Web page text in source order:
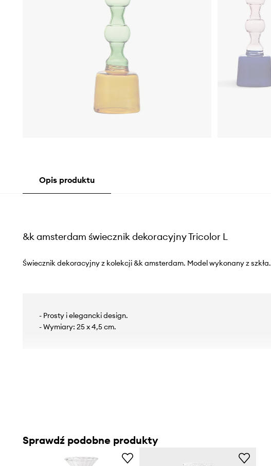
Opis produktu
&k amsterdam świecznik dekoracyjny Tricolor L
Świecznik dekoracyjny z kolekcji &k amsterdam. Model wykonany z szkła.
- Prosty i elegancki design.
- Wymiary: 25 x 4,5 cm.
Sprawdź podobne produkty